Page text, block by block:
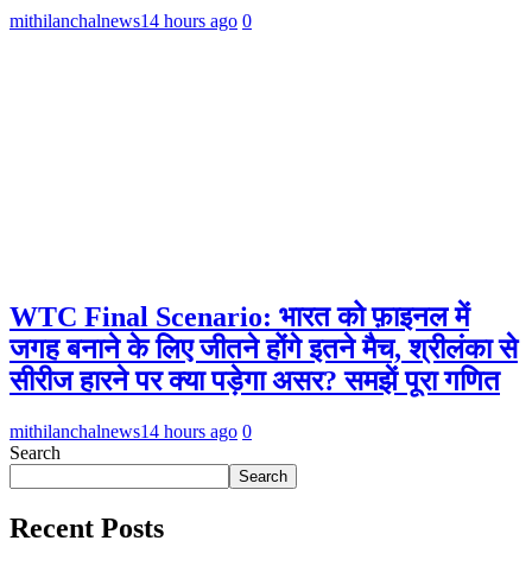
mithilanchalnews14 hours ago 0
WTC Final Scenario: भारत को फ़ाइनल में
जगह बनाने के लिए जीतने होंगे इतने मैच, श्रीलंका से
सीरीज हारने पर क्या पड़ेगा असर? समझें पूरा गणित
mithilanchalnews14 hours ago 0
Search
Search
Recent Posts